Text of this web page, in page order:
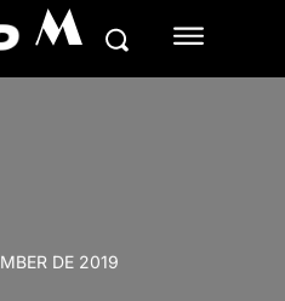
M
DE 2019